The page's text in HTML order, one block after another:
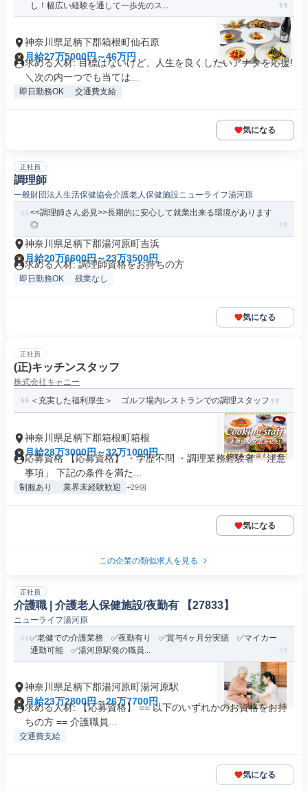
し！幅広い経験を通して一歩先のス...
神奈川県足柄下郡箱根町仙石原
月給27万5000円～46万円
求める人材: 目標はないけど、人生を良くしたいアナタを応援!
＼次の内一つでも当ては...
即日勤務OK 交通費支給
気になる
正社員
調理師
一般財団法人生活保健協会介護老人保健施設ニューライフ湯河原
<<調理師さん必見>>長期的に安心して就業出来る環境があります
◎
神奈川県足柄下郡湯河原町吉浜
月給20万6600円～23万3500円
求める人材: 調理師資格をお持ちの方
即日勤務OK 残業なし
気になる
正社員
(正)キッチンスタッフ
株式会社キャニー
＜充実した福利厚生＞ ゴルフ場内レストランでの調理スタッフ
神奈川県足柄下郡箱根町箱根
月給28万3000円～32万1000円
応募資格 【応募資格】 ・学歴不問 ・調理業務経験者 「注意
事項」 下記の条件を満た...
制服あり 業界未経験歓迎 +29個
気になる
この企業の類似求人を見る
正社員
介護職 | 介護老人保健施設/夜勤有 【27833】
ニューライフ湯河原
✅老健での介護業務 ✅夜勤有り ✅賞与4ヶ月分実績 ✅マイカー
通勤可能 ✅湯河原駅発の職員...
神奈川県足柄下郡湯河原町湯河原駅
月給23万2800円～26万7700円
求める人材: 【応募資格】 == 以下のいずれかのお資格をお持
ちの方 == 介護職員...
交通費支給
気になる